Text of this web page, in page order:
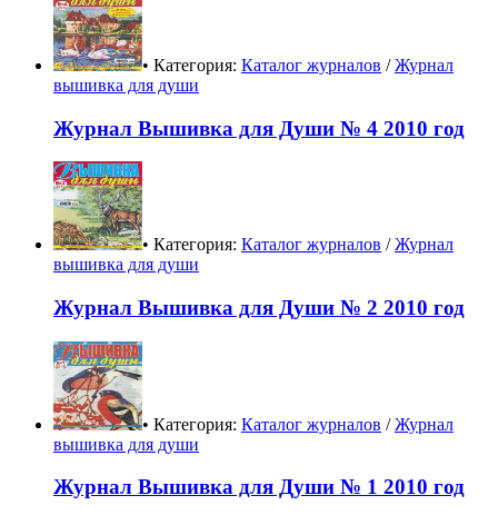
• Категория: Каталог журналов /Журнал
вышивка для души
Журнал Вышивка для Души № 4 2010 год
• Категория: Каталог журналов /Журнал
вышивка для души
Журнал Вышивка для Души № 2 2010 год
• Категория: Каталог журналов /Журнал
вышивка для души
Журнал Вышивка для Души № 1 2010 год